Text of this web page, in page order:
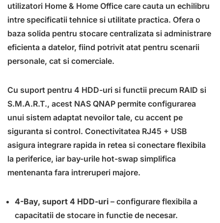
utilizatori Home & Home Office care cauta un echilibru
intre specificatii tehnice si utilitate practica. Ofera o
baza solida pentru stocare centralizata si administrare
eficienta a datelor, fiind potrivit atat pentru scenarii
personale, cat si comerciale.
Cu suport pentru 4 HDD-uri si functii precum RAID si
S.M.A.R.T., acest NAS QNAP permite configurarea
unui sistem adaptat nevoilor tale, cu accent pe
siguranta si control. Conectivitatea RJ45 + USB
asigura integrare rapida in retea si conectare flexibila
la periferice, iar bay-urile hot-swap simplifica
mentenanta fara intreruperi majore.
4-Bay, suport 4 HDD-uri – configurare flexibila a
capacitatii de stocare in functie de necesar.